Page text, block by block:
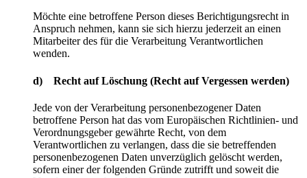
Möchte eine betroffene Person dieses Berichtigungsrecht in
Anspruch nehmen, kann sie sich hierzu jederzeit an einen
Mitarbeiter des für die Verarbeitung Verantwortlichen
wenden.
d) Recht auf Löschung (Recht auf Vergessen werden)
Jede von der Verarbeitung personenbezogener Daten
betroffene Person hat das vom Europäischen Richtlinien- und
Verordnungsgeber gewährte Recht, von dem
Verantwortlichen zu verlangen, dass die sie betreffenden
personenbezogenen Daten unverzüglich gelöscht werden,
sofern einer der folgenden Gründe zutrifft und soweit die